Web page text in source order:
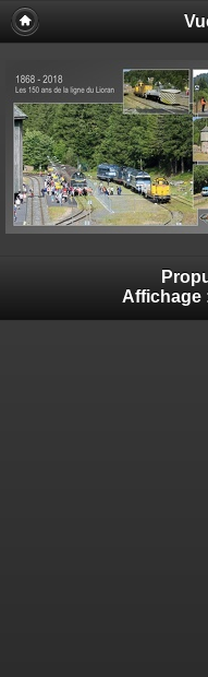
Affichage